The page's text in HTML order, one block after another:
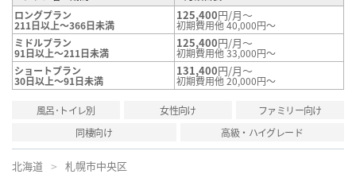
ロングプラン
211日以上～366日未満
125,400円/月～
初期費用他 40,000円～
ミドルプラン
91日以上～211日未満
125,400円/月～
初期費用他 33,000円～
ショートプラン
30日以上～91日未満
131,400円/月～
初期費用他 20,000円～
風呂･トイレ別 女性向け
ファミリー向け
同棲向け
高級・ハイグレード
北海道 札幌市中央区